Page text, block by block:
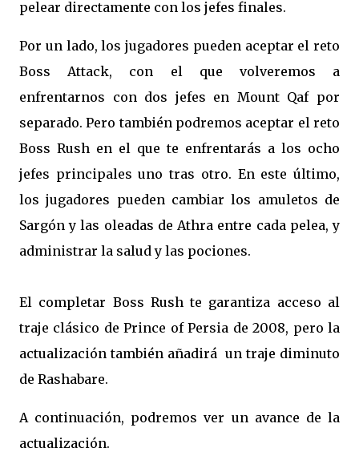
pelear directamente con los jefes finales.
Por un lado, los jugadores pueden aceptar el reto
Boss Attack, con el que volveremos a
enfrentarnos con dos jefes en Mount Qaf por
separado. Pero también podremos aceptar el reto
Boss Rush en el que te enfrentarás a los ocho
jefes principales uno tras otro. En este último,
los jugadores pueden cambiar los amuletos de
Sargón y las oleadas de Athra entre cada pelea, y
administrar la salud y las pociones.
El completar Boss Rush te garantiza acceso al
traje clásico de Prince of Persia de 2008, pero la
actualización también añadirá un traje diminuto
de Rashabare.
A continuación, podremos ver un avance de la
actualización.